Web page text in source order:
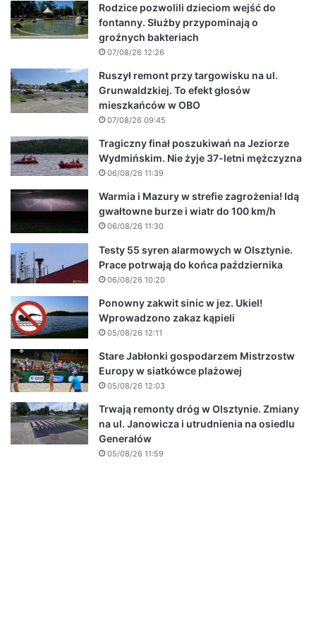
Rodzice pozwolili dzieciom wejść do
fontanny. Służby przypominają o
groźnych bakteriach
07/08/26 12:26
Ruszył remont przy targowisku na ul.
Grunwaldzkiej. To efekt głosów
mieszkańców w OBO
07/08/26 09:45
Tragiczny finał poszukiwań na Jeziorze
Wydmińskim. Nie żyje 37-letni mężczyzna
06/08/26 11:39
Warmia i Mazury w strefie zagrożenia! Idą
gwałtowne burze i wiatr do 100 km/h
06/08/26 11:30
Testy 55 syren alarmowych w Olsztynie.
Prace potrwają do końca października
06/08/26 10:20
Ponowny zakwit sinic w jez. Ukiel!
Wprowadzono zakaz kąpieli
05/08/26 12:11
Stare Jabłonki gospodarzem Mistrzostw
Europy w siatkówce plażowej
05/08/26 12:03
Trwają remonty dróg w Olsztynie. Zmiany
na ul. Janowicza i utrudnienia na osiedlu
Generałów
05/08/26 11:59